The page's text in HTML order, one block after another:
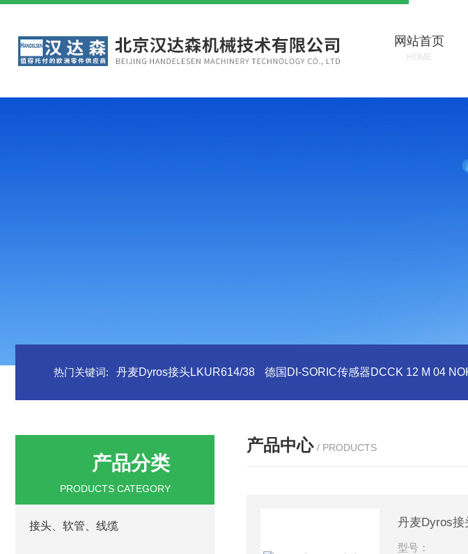
网站首页
HOME
热门关键词: 丹麦Dyros接头LKUR614/38 德国DI-SORIC传感器DCCK 12 M 04
产品分类
PRODUCTS CATEGORY
接头、软管、线缆
产品中心 / PRODUCTS
丹麦Dyros接
型号：